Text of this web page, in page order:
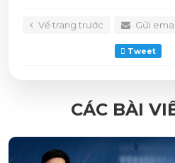
Về trang trước Gửi
Tweet
CÁC BÀI